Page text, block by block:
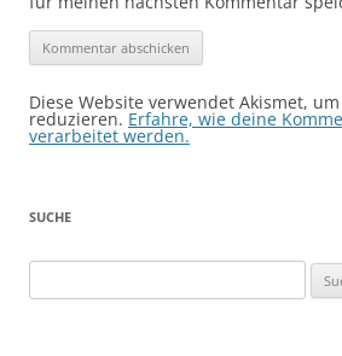
Diese Website verwendet Akismet,
reduzieren. Erfahre, wie deine
verarbeitet werden.
SUCHE
nach: